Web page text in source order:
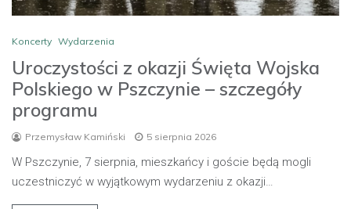
Koncerty Wydarzenia
Uroczystości z okazji Święta Wojska
Polskiego w Pszczynie – szczegóły
programu
Przemysław Kamiński 5 sierpnia 2026
W Pszczynie, 7 sierpnia, mieszkańcy i goście będą mogli
uczestniczyć w wyjątkowym wydarzeniu z okazji…